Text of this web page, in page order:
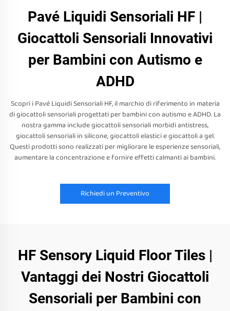
Pavé Liquidi Sensoriali HF |
Giocattoli Sensoriali Innovativi
per Bambini con Autismo e
ADHD
Scopri i Pavé Liquidi Sensoriali HF, il marchio di riferimento in materia
di giocattoli sensoriali progettati per bambini con autismo e ADHD. La
nostra gamma include giocattoli sensoriali morbidi antistress,
giocattoli sensoriali in silicone, giocattoli elastici e giocattoli a gel.
Questi prodotti sono realizzati per migliorare le esperienze sensoriali,
aumentare la concentrazione e fornire effetti calmanti ai bambini.
Richiedi un Preventivo
HF Sensory Liquid Floor Tiles |
Vantaggi dei Nostri Giocattoli
Sensoriali per Bambini con